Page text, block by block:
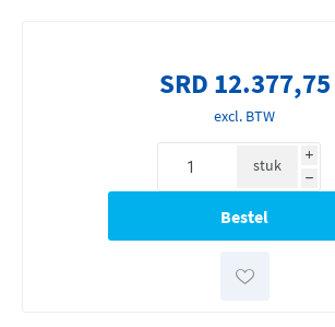
SRD 12.377,75
excl. BTW
i
h
stuk